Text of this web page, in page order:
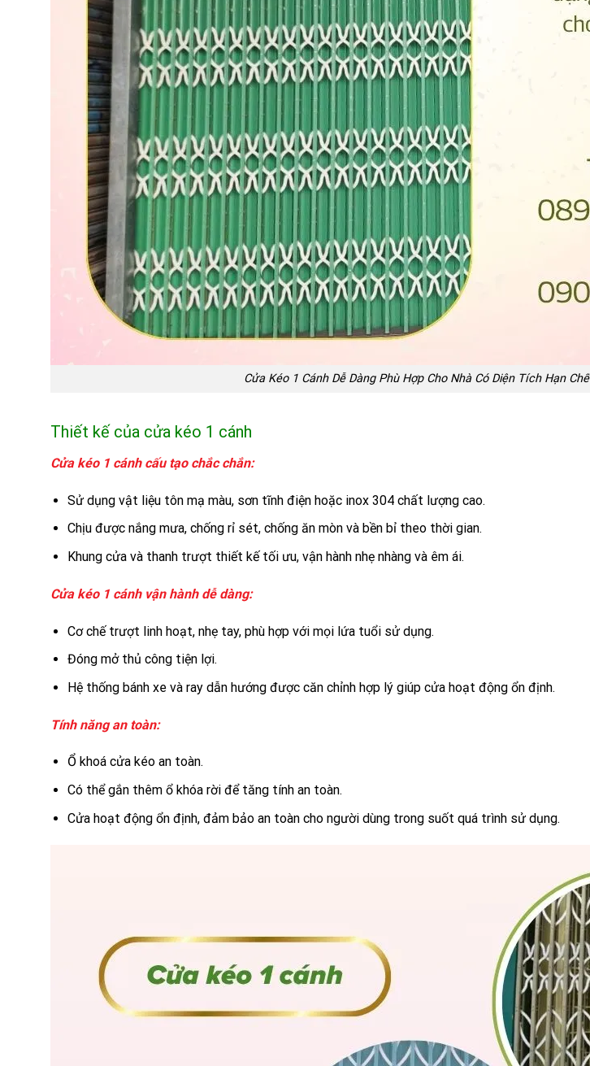
Cửa Kéo 1 Cánh Dễ Dàng Phù Hợp Cho Nhà Có Diện Tích Hạn Chế
Thiết kế của cửa kéo 1 cánh
Cửa kéo 1 cánh cấu tạo chắc chắn:
Sử dụng vật liệu tôn mạ màu, sơn tĩnh điện hoặc inox 304 chất lượng cao.
Chịu được nắng mưa, chống rỉ sét, chống ăn mòn và bền bỉ theo thời gian.
Khung cửa và thanh trượt thiết kế tối ưu, vận hành nhẹ nhàng và êm ái.
Cửa kéo 1 cánh vận hành dễ dàng:
Cơ chế trượt linh hoạt, nhẹ tay, phù hợp với mọi lứa tuổi sử dụng.
Đóng mở thủ công tiện lợi.
Hệ thống bánh xe và ray dẫn hướng được căn chỉnh hợp lý giúp cửa hoạt động ổn định.
Tính năng an toàn:
Ổ khoá cửa kéo an toàn.
Có thể gắn thêm ổ khóa rời để tăng tính an toàn.
Cửa hoạt động ổn định, đảm bảo an toàn cho người dùng trong suốt quá trình sử dụng.